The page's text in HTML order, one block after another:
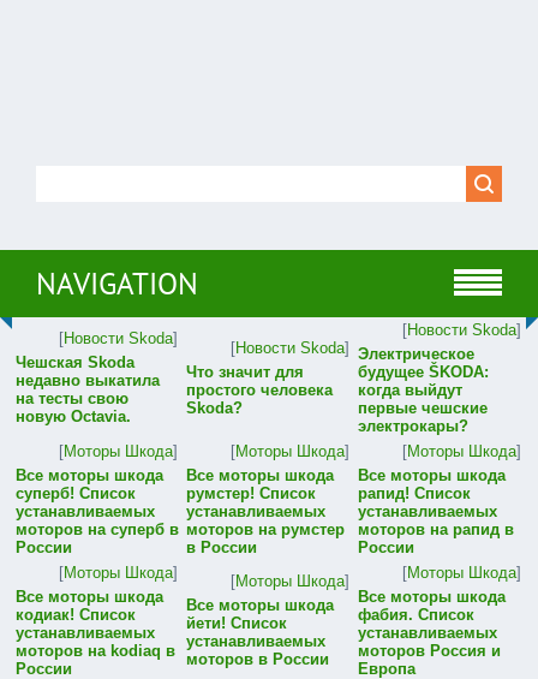
NAVIGATION
[Новости Skoda]
Чешская Skoda
недавно выкатила
на тесты свою
новую Octavia.
[Новости Skoda]
Что значит для
простого человека
Skoda?
[Новости Skoda]
Электрическое
будущее ŠKODA:
когда выйдут
первые чешские
электрокары?
[Моторы Шкода]
Все моторы шкода
суперб! Список
устанавливаемых
моторов на суперб в
России
[Моторы Шкода]
Все моторы шкода
румстер! Список
устанавливаемых
моторов на румстер
в России
[Моторы Шкода]
Все моторы шкода
рапид! Список
устанавливаемых
моторов на рапид в
России
[Моторы Шкода]
Все моторы шкода
кодиак! Список
устанавливаемых
моторов на kodiaq в
России
[Моторы Шкода]
Все моторы шкода
йети! Список
устанавливаемых
моторов в России
[Моторы Шкода]
Все моторы шкода
фабия. Список
устанавливаемых
моторов Россия и
Европа